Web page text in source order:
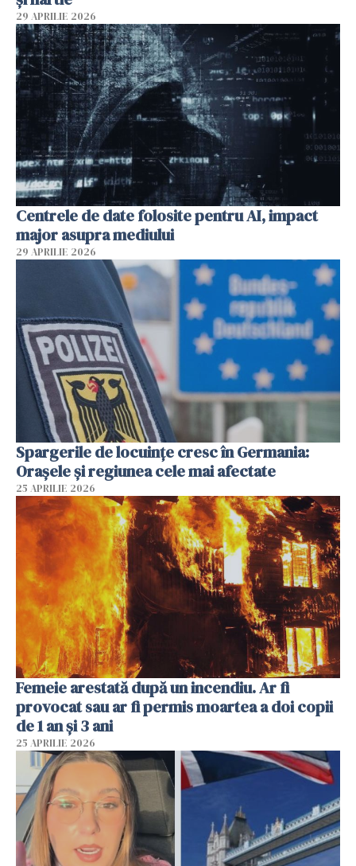
29 APRILIE 2026
Centrele de date folosite pentru AI, impact
major asupra mediului
29 APRILIE 2026
Spargerile de locuințe cresc în Germania:
Orașele și regiunea cele mai afectate
25 APRILIE 2026
Femeie arestată după un incendiu. Ar fi
provocat sau ar fi permis moartea a doi copii
de 1 an și 3 ani
25 APRILIE 2026